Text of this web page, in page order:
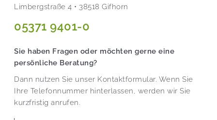
Limbergstraße 4 • 38518 Gifhorn
05371 9401-0
Sie haben Fragen oder möchten gerne eine
persönliche Beratung?
Dann nutzen Sie unser Kontaktformular. Wenn Sie
Ihre Telefonnummer hinterlassen, werden wir Sie
kurzfristig anrufen.